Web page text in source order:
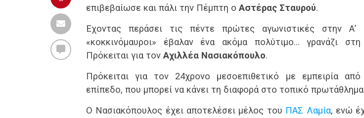
επιβεβαίωσε και πάλι την Πέμπτη ο Αστέρας Σταυρού.
Έχοντας περάσει τις πέντε πρώτες αγωνιστικές στην Α’
«κοκκινόμαυροι» έβαλαν ένα ακόμα πολύτιμο… γρανάζι
Πρόκειται για τον Αχιλλέα Νασιακόπουλο.
Πρόκειται για τον 24χρονο μεσοεπιθετικό με εμπειρία
επίπεδο, που μπορεί να κάνει τη διαφορά στο τοπικό
Ο Νασιακόπουλος έχει αποτελέσει μέλος του ΠΑΣ Λαμία, ενώ